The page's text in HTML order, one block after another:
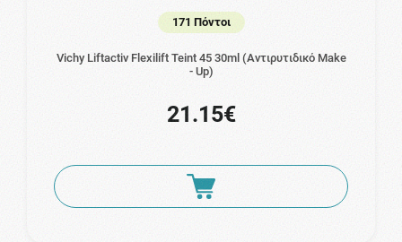
171 Πόντοι
Vichy Liftactiv Flexilift Teint 45 30ml (Αντιρυτιδικό Make
- Up)
21.15€